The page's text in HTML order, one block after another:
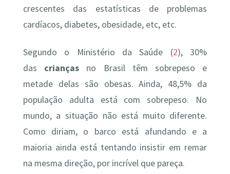
crescentes das estatísticas de problemas
cardíacos, diabetes, obesidade, etc, etc.
Segundo o Ministério da Saúde (2), 30%
das crianças no Brasil têm sobrepeso e
metade delas são obesas. Ainda, 48,5% da
população adulta está com sobrepeso. No
mundo, a situação não está muito diferente.
Como diriam, o barco está afundando e a
maioria ainda está tentando insistir em remar
na mesma direção, por incrível que pareça.